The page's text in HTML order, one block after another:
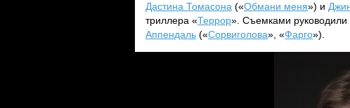
Дастина Томасона («Обмани меня») и
триллера «Террор». Съемками руководили
Аппендаль («Сорвиголова», «Фарго»).